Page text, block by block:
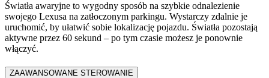
Światła awaryjne to wygodny sposób na szybkie odnalezienie
swojego Lexusa na zatłoczonym parkingu. Wystarczy zdalnie je
uruchomić, by ułatwić sobie lokalizację pojazdu. Światła pozostają
aktywne przez 60 sekund – po tym czasie możesz je ponownie
włączyć.
ZAAWANSOWANE STEROWANIE​